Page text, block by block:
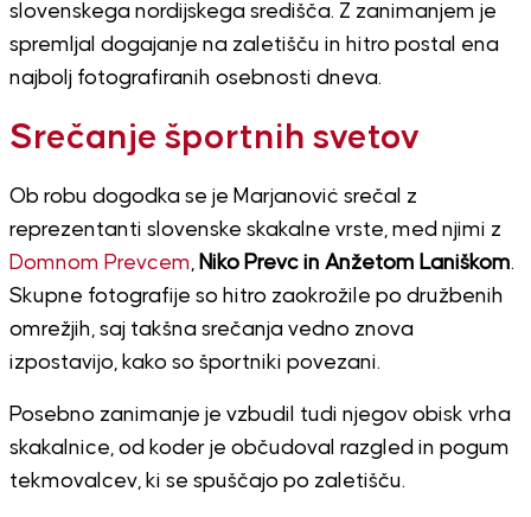
slovenskega nordijskega središča. Z zanimanjem je
spremljal dogajanje na zaletišču in hitro postal ena
najbolj fotografiranih osebnosti dneva.
Srečanje športnih svetov
Ob robu dogodka se je Marjanović srečal z
reprezentanti slovenske skakalne vrste, med njimi z
Domnom Prevcem, Niko Prevc in Anžetom Laniškom.
Skupne fotografije so hitro zaokrožile po družbenih
omrežjih, saj takšna srečanja vedno znova
izpostavijo, kako so športniki povezani.
Posebno zanimanje je vzbudil tudi njegov obisk vrha
skakalnice, od koder je občudoval razgled in pogum
tekmovalcev, ki se spuščajo po zaletišču.